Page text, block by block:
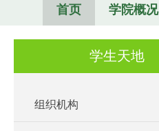
首页 学院概况
学生天地
组织机构